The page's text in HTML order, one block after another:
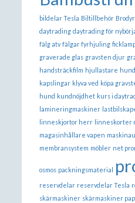
bildelar Tesla Biltillbehör Brodyr
daytrading daytrading för
fälg atv fälgar fyrhjuling
graverade glas gravsten djur
handsträckfilm hjullastare
kapslingar klyva ved köpa
hund kundnöjdhet kurs i
lamineringmaskiner
linneskjortor herr linneskorter
magasinhållare vapen
membransystem möbler net
osmos packningsmaterial
reservdelar reservdelar Tesla
skärmaskiner skärmaskiner